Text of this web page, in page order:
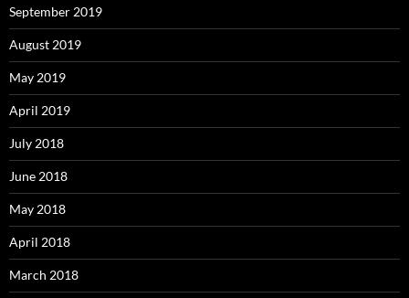
September 2019
August 2019
May 2019
April 2019
July 2018
June 2018
May 2018
April 2018
March 2018